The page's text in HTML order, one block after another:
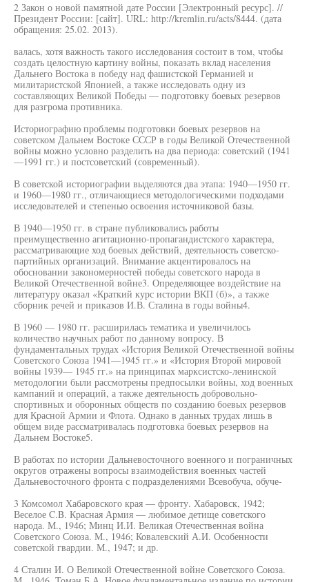
2 Закон о новой памятной дате России [Электронный ресурс]. //
Президент России: [сайт]. URL: http://kremlin.ru/acts/8444. (дата
обращения: 25.02. 2013).
валась, хотя важность такого исследования состоит в том, чтобы
создать целостную картину войны, показать вклад населения
Дальнего Востока в победу над фашистской Германией и
милитаристской Японией, а также исследовать одну из
составляющих Великой Победы — подготовку боевых резервов
для разгрома противника.
Историографию проблемы подготовки боевых резервов на
советском Дальнем Востоке СССР в годы Великой Отечественной
войны можно условно разделить на два периода: советский (1941
—1991 гг.) и постсоветский (современный).
В советской историографии выделяются два этапа: 1940—1950 гг.
и 1960—1980 гг., отличающиеся методологическими подходами
исследователей и степенью освоения источниковой базы.
В 1940—1950 гг. в стране публиковались работы
преимущественно агитационно-пропагандистского характера,
рассматривающие ход боевых действий, деятельность советско-
партийных организаций. Внимание акцентировалось на
обосновании закономерностей победы советского народа в
Великой Отечественной войне3. Определяющее воздействие на
литературу оказал «Краткий курс истории ВКП (б)», а также
сборник речей и приказов И.В. Сталина в годы войны4.
В 1960 — 1980 гг. расширилась тематика и увеличилось
количество научных работ по данному вопросу. В
фундаментальных трудах «История Великой Отечественной войны
Советского Союза 1941—1945 гг.» и «История Второй мировой
войны 1939— 1945 гг.» на принципах марксистско-ленинской
методологии были рассмотрены предпосылки войны, ход военных
кампаний и операций, а также деятельность добровольно-
спортивных и оборонных обществ по созданию боевых резервов
для Красной Армии и Флота. Однако в данных трудах лишь в
общем виде рассматривалась подготовка боевых резервов на
Дальнем Востоке5.
В работах по истории Дальневосточного военного и пограничных
округов отражены вопросы взаимодействия военных частей
Дальневосточного фронта с подразделениями Всевобуча, обуче-
3 Комсомол Хабаровского края — фронту. Хабаровск, 1942;
Веселое C.B. Красная Армия — любимое детище советского
народа. М., 1946; Минц И.И. Великая Отечественная война
Советского Союза. М., 1946; Ковалевский А.И. Особенности
советской гвардии. М., 1947; и др.
4 Сталин И. О Великой Отечественной войне Советского Союза.